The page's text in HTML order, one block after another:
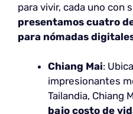
para vivir, cada uno con
presentamos cuatro
para nómadas
Chiang Mai:
impresionantes
Tailandia, Chiang
bajo costo de